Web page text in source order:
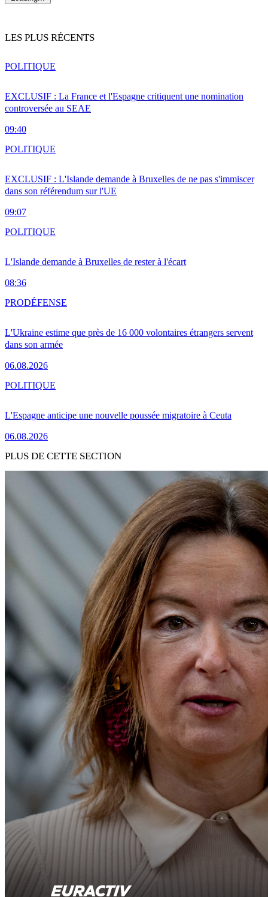
LES PLUS RÉCENTS
EXCLUSIF : La France et l'Espagne critiquent une nomination
controversée au SEAE
09:40
POLITIQUE
EXCLUSIF : L'Islande demande à Bruxelles de ne pas s'immiscer
dans son référendum sur l'UE
09:07
POLITIQUE
L'Islande demande à Bruxelles de rester à l'écart
08:36
POLITIQUE
L'Ukraine estime que près de 16 000 volontaires étrangers servent
dans son armée
06.08.2026
PRODÉFENSE
L'Espagne anticipe une nouvelle poussée migratoire à Ceuta
06.08.2026
POLITIQUE
PLUS DE CETTE SECTION